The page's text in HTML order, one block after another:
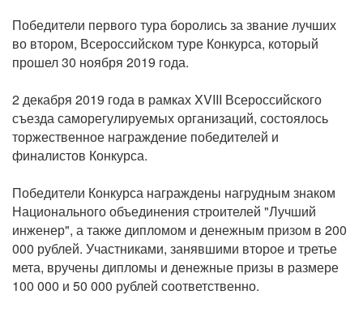
Победители первого тура боролись за звание лучших
во втором, Всероссийском туре Конкурса, который
прошел 30 ноября 2019 года.
2 декабря 2019 года в рамках XVIII Всероссийского
съезда саморегулируемых организаций, состоялось
торжественное награждение победителей и
финалистов Конкурса.
Победители Конкурса награждены нагрудным знаком
Национального объединения строителей "Лучший
инженер", а также дипломом и денежным призом в 200
000 рублей. Участниками, занявшими второе и третье
мета, вручены дипломы и денежные призы в размере
100 000 и 50 000 рублей соответственно.